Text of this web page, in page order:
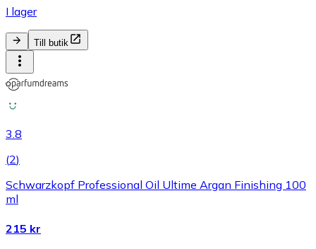
I lager
Till butik
3.8
(2)
Schwarzkopf Professional Oil Ultime Argan Finishing 100
ml
215 kr